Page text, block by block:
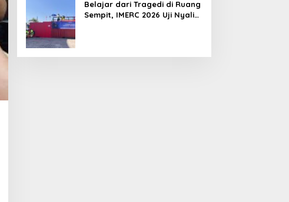
Belajar dari Tragedi di Ruang
Sempit, IMERC 2026 Uji Nyali